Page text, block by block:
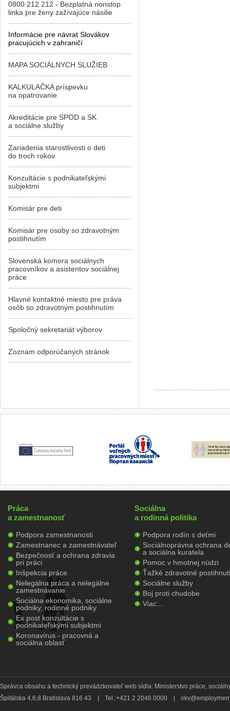
0800 212 212 - Bezplatná nonstop
linka pre ženy zažívajúce násilie
Informácie pre návrat Slovákov
pracujúcich v zahraničí
MAPA SOCIÁLNYCH SLUŽIEB
KALKULAČKA príspevku
na opatrovanie
Akreditácie pre SPOD a SK
a sociálne služby
Zariadenia starostlivosti o deti
do troch rokov
Konzultácie s podnikateľskými
subjektmi
Komisár pre deti
Komisár pre osoby so zdravotným
postihnutím
Slovenská komora sociálnych
pracovníkov a asistentov sociálnej
práce
Hlavné kontaktné miesto pre práva
osôb so zdravotným postihnutím
Spoločný sekretariát výborov
Zoznam odporúčaných stránok
Práca
a zamestnanosť
Podpora zamestnanosti
Zamestnanec a zamestnávateľ
Bezpečnosť a ochrana zdravia
pri práci
Inšpekcia práce
Nelegálna práca a nelegálne
zamestnávanie
Sociálna ekonomika, sociálne
podniky, rodinné podniky
Ex post konzultácie s
podnikateľskými subjektmi
Koronavírus - pracovná a
sociálna oblasť
Sociálna
a rodinná politika
Podpora rodín s deťmi
Sociálnoprávna ochrana
a sociálna kuratela
Pomoc v hmotnej núdzi
Ťažké zdravotné
Sociálne služby
Boj proti chudobe
Viac...
Správca obsahu a technický prevádzkovateľ web sídla: Ministerstvo práce,
Špitálska 4,6,8 Bratislava 816 43
Tel.:+421 2 2046 0000